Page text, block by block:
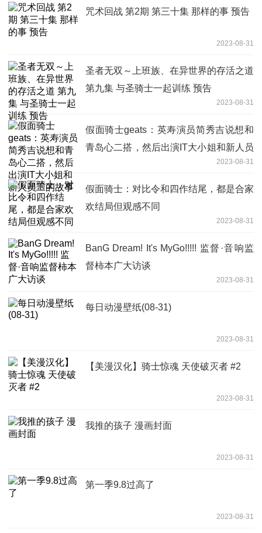
咒术回战 第2期 第三十集 那样的事 预告
2023-08-31
圣者无双～上班族、在异世界的存活之道
第九集 与圣骑士一起训练 预告
2023-08-31
假面骑士geats：英寿演员简秀吉说想和
青岛心二搭，然后出演IT大小姐和新人员
2023-08-31
假面骑士：对比令和四作结尾，都是合家
欢结局但观感不同
2023-08-31
BanG Dream! It's MyGo!!!!! 监督·音响监
督柿本广大访谈
2023-08-31
每日动漫壁纸(08-31)
2023-08-31
【美漫汉化】骑士惊魂 天使破灭者 #2
2023-08-31
我推的孩子 漫画封面
2023-08-31
第一季9.8过高了
2023-08-31